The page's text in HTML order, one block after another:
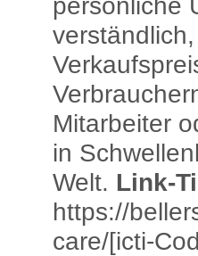
Mitarbeiter
in
Welt. Link-
https://
care/[icti-